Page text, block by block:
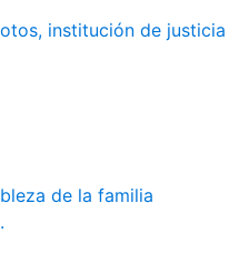
institución de justicia
de la familia